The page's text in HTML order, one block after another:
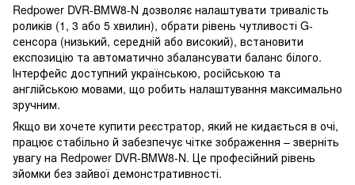
Redpower DVR-BMW8-N дозволяє налаштувати тривалість
роликів (1, 3 або 5 хвилин), обрати рівень чутливості G-
сенсора (низький, середній або високий), встановити
експозицію та автоматично збалансувати баланс білого.
Інтерфейс доступний українською, російською та
англійською мовами, що робить налаштування максимально
зручним.
Якщо ви хочете купити реєстратор, який не кидається в очі,
працює стабільно й забезпечує чітке зображення – зверніть
увагу на Redpower DVR-BMW8-N. Це професійний рівень
зйомки без зайвої демонстративності.